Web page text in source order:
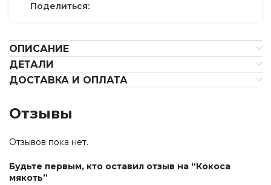
Поделиться:
ОПИСАНИЕ
ДЕТАЛИ
ДОСТАВКА И ОПЛАТА
Отзывы
Отзывов пока нет.
Будьте первым, кто оставил отзыв на “Кокоса
мякоть”